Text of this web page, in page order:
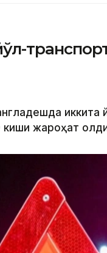
иккита
киши жароҳат